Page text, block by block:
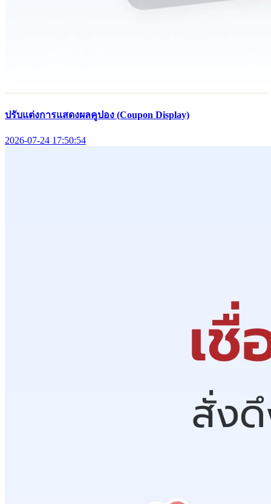
ปรับแต่งการแสดงผลคูปอง (Coupon Display)
2026-07-24 17:50:54